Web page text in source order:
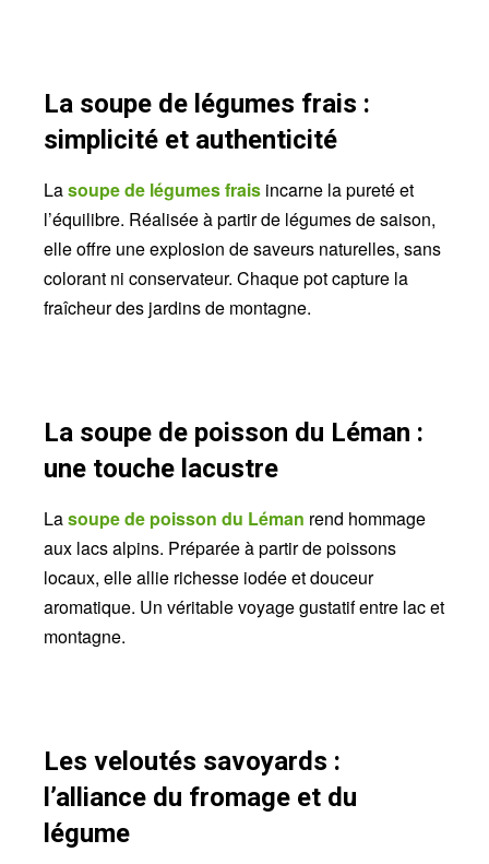
La soupe de légumes frais :
simplicité et authenticité
Lasoupe de légumes frais incarne la pureté et
l’équilibre. Réalisée à partir de légumes de saison,
elle offre une explosion de saveurs naturelles, sans
colorant ni conservateur. Chaque pot capture la
fraîcheur des jardins de montagne.
La soupe de poisson du Léman :
une touche lacustre
Lasoupe de poisson du Léman rend hommage
aux lacs alpins. Préparée à partir de poissons
locaux, elle allie richesse iodée et douceur
aromatique. Un véritable voyage gustatif entre lac et
montagne.
Les veloutés savoyards :
l’alliance du fromage et du
légume